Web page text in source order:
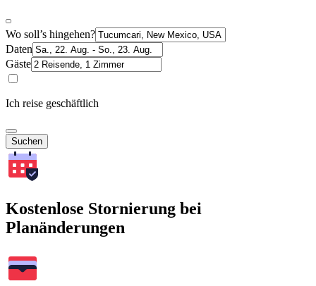
Wo soll’s hingehen?
Daten
Gäste
Ich reise geschäftlich
Suchen
Kostenlose Stornierung bei
Planänderungen